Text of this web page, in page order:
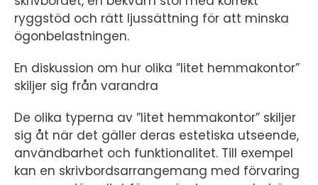
ryggstöd och rätt ljussättning för att minska
ögonbelastningen.
En diskussion om hur olika ”litet hemmakontor”
skiljer sig från varandra
De olika typerna av ”litet hemmakontor” skiljer
sig åt när det gäller deras estetiska utseende,
användbarhet och funktionalitet. Till exempel
kan en skrivbordsarrangemang med förvaring